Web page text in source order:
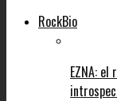
RockBio
EZNA: